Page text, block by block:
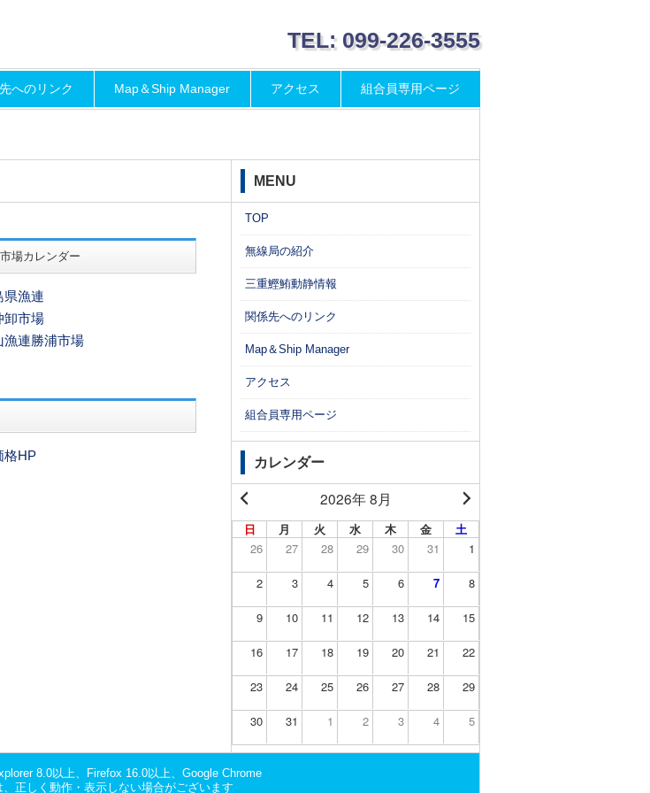
TEL: 099-226-3555
へのリンク Map＆Ship Manager アクセス 組合員専用ページ
場カレンダー
県漁連
卸市場
漁連勝浦市場
格HP
MENU
TOP
無線局の紹介
三重鰹鮪動静情報
関係先へのリンク
Map＆Ship Manager
アクセス
組合員専用ページ
カレンダー
2026年 8月
日 月 火 水 木 金
土
26
27 28 29 30 31 1
2 3 4 5 6 7 8
9 10 11 12 13 14 15
16 17 18 19 20 21 22
23 24 25 26 27 28 29
30 31 1 2 3 4 5
8.0以上、Firefox 16.0以上、Google Chrome
正しく動作・表示しない場合がございます